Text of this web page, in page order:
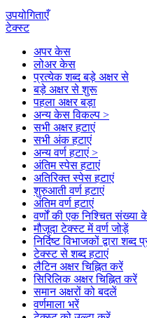
उपयोगिताएँ
टेक्स्ट
अपर केस
लोअर केस
प्रत्येक शब्द बड़े अक्षर से
बड़े अक्षर से शुरू
पहला अक्षर बड़ा
अन्य केस विकल्प >
सभी अक्षर हटाएं
सभी अंक हटाएं
अन्य वर्ण हटाएं >
अंतिम स्पेस हटाएं
अतिरिक्त स्पेस हटाएं
शुरुआती वर्ण हटाएं
अंतिम वर्ण हटाएं
वर्णों की एक निश्चित संख्या
मौजूदा टेक्स्ट में वर्ण जोड़ें
निर्दिष्ट विभाजकों द्वारा शब्द
टेक्स्ट से शब्द हटाएं
लैटिन अक्षर चिह्नित करें
सिरिलिक अक्षर चिह्नित करें
समान अक्षरों को बदलें
वर्णमाला भरें